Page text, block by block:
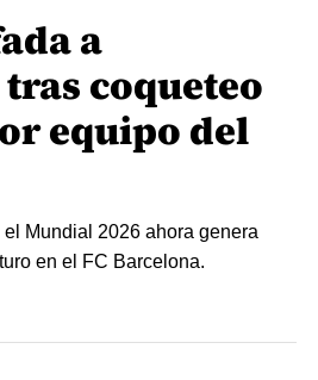
a
coqueteo
equipo del
Mundial 2026 ahora genera
en el FC Barcelona.